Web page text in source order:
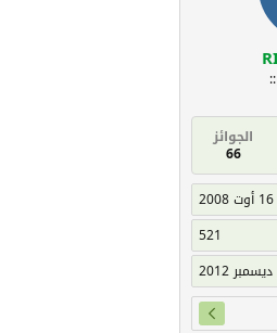
الجوائز
66
16 أوت 2008
521